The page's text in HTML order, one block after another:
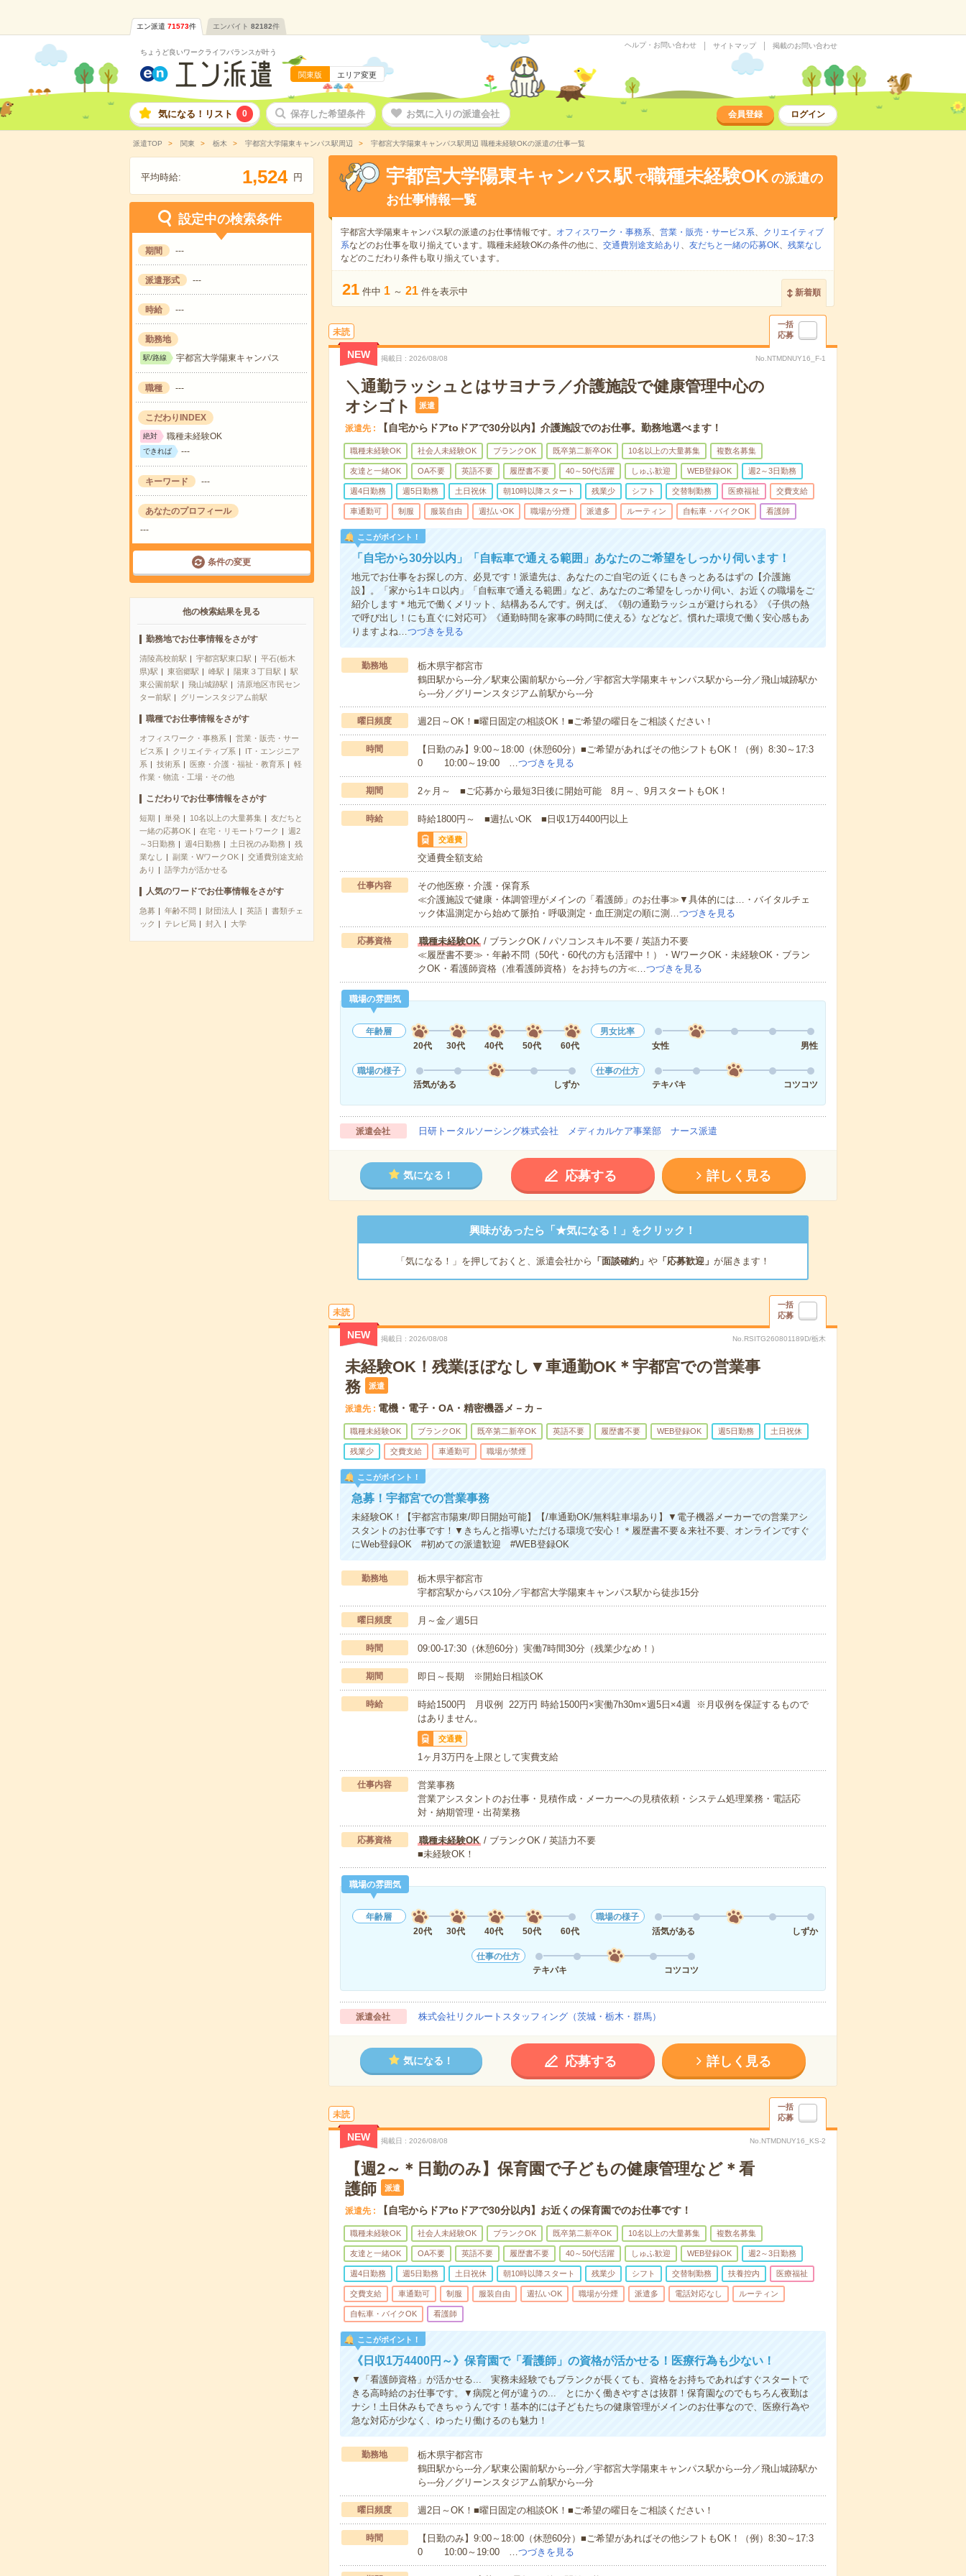
エン派遣 71573件 エンバイト 82182件
ちょうど良いワークライフバランスが叶う
関東版 エリア変更
ヘルプ・お問い合わせ サイトマップ 掲載のお問い合わせ
気になる！リスト 0 保存した希望条件 お気に入りの派遣会社 会員登録 ログイン
派遣TOP 関東 栃木 宇都宮大学陽東キャンパス駅周辺 宇都宮大学陽東キャンパス駅周辺 職種未経験OKの派遣の仕事一覧
平均時給: 1,524 円
設定中の検索条件
期間 ---
派遣形式 ---
時給 ---
勤務地
駅/路線 宇都宮大学陽東キャンパス
職種 ---
こだわりINDEX
絶対 職種未経験OK
できれば ---
キーワード ---
あなたのプロフィール
---
条件の変更
他の検索結果を見る
勤務地でお仕事情報をさがす
清陵高校前駅 宇都宮駅東口駅
平石(栃木
県)駅
東宿郷駅 峰駅 陽東３丁目駅
駅
東公園前駅
飛山城跡駅
清原地区市民セン
ター前駅
グリーンスタジアム前駅
職種でお仕事情報をさがす
オフィスワーク・事務系
営業・販売・サー
ビス系
クリエイティブ系
IT・エンジニア
系
技術系 医療・介護・福祉・教育系
軽
作業・物流・工場・その他
こだわりでお仕事情報をさがす
短期 単発 10名以上の大量募集
友だちと
一緒の応募OK
在宅・リモートワーク
週2
～3日勤務
週4日勤務 土日祝のみ勤務
残
業なし
副業・WワークOK
交通費別途支給
あり
語学力が活かせる
人気のワードでお仕事情報をさがす
急募 年齢不問 財団法人 英語
書類チェ
ック
テレビ局 封入 大学
宇都宮大学陽東キャンパス駅 で職種未経験OKの派遣の
お仕事情報一覧
宇都宮大学陽東キャンパス駅の派遣のお仕事情報です。 オフィスワーク・事務系、 営業・販売・サービス系、
クリエイティブ
系などのお仕事を取り揃えています。職種未経験OKの条件の他に、 交通費別途支給あり 、 友だちと一緒の応募OK、 残業なし
などのこだわり条件も取り揃えています。
21 件中 1 ～ 21 件を表示中 新着順
未読
一括
応募
NEW 掲載日 2026/08/08 No.NTMDNUY16_F-1
＼通勤ラッシュとはサヨナラ／介護施設で健康管理中心の
オシゴト
派遣
派遣先 【自宅からドアtoドアで30分以内】介護施設でのお仕事。勤務地選べます！
職種未経験OK 社会人未経験OK ブランクOK 既卒第二新卒OK 10名以上の大量募集 複数名募集
友達と一緒OK OA不要 英語不要 履歴書不要 40～50代活躍 しゅふ歓迎 WEB登録OK 週2～3日勤務
週4日勤務 週5日勤務 土日祝休 朝10時以降スタート 残業少 シフト 交替制勤務 医療福祉 交費支給
車通勤可 制服 服装自由 週払いOK 職場が分煙 派遣多 ルーティン 自転車・バイクOK 看護師
ここがポイント！
「自宅から30分以内」「自転車で通える範囲」あなたのご希望をしっかり伺います！
地元でお仕事をお探しの方、必見です！派遣先は、あなたのご自宅の近くにもきっとあるはずの【介護施
設】。「家から1キロ以内」「自転車で通える範囲」など、あなたのご希望をしっかり伺い、お近くの職場をご
紹介します＊地元で働くメリット、結構あるんです。例えば、《朝の通勤ラッシュが避けられる》《子供の熱
で呼び出し！にも直ぐに対応可》《通勤時間を家事の時間に使える》などなど。慣れた環境で働く安心感もあ
りますよね…つづきを見る
勤務地
栃木県宇都宮市
鶴田駅から---分／駅東公園前駅から---分／宇都宮大学陽東キャンパス駅から---分／飛山城跡駅か
ら---分／グリーンスタジアム前駅から---分
曜日頻度 週2日～OK！■曜日固定の相談OK！■ご希望の曜日をご相談ください！
時間
【日勤のみ】9:00～18:00（休憩60分）■ご希望があればその他シフトもOK！（例）8:30～17:3
0 10:00～19:00 …つづきを見る
期間 2ヶ月～ ■ご応募から最短3日後に開始可能 8月～、9月スタートもOK！
時給 時給1800円～ ■週払いOK ■日収1万4400円以上
交通費
交通費全額支給
仕事内容
その他医療・介護・保育系
≪介護施設で健康・体調管理がメインの「看護師」のお仕事≫▼具体的には…・バイタルチェ
ック体温測定から始めて脈拍・呼吸測定・血圧測定の順に測…つづきを見る
応募資格 職種未経験OK/ ブランクOK / パソコンスキル不要 / 英語力不要
≪履歴書不要≫・年齢不問（50代・60代の方も活躍中！）・WワークOK・未経験OK・ブラン
クOK・看護師資格（准看護師資格）をお持ちの方≪…つづきを見る
職場の雰囲気
年齢層
20代
30代 40代 50代 60代
男女比率
女性
男性
職場の様子
活気がある
しずか
仕事の仕方
テキパキ
コツコツ
派遣会社 日研トータルソーシング株式会社 メディカルケア事業部 ナース派遣
気になる！ 応募する 詳しく見る
興味があったら「★気になる！」をクリック！
「気になる！」を押しておくと、派遣会社から 「面談確約」 や「応募歓迎」 が届きます！
未読
一括
応募
NEW 掲載日 2026/08/08 No.RSITG260801189D/栃木
未経験OK！残業ほぼなし▼車通勤OK＊宇都宮での営業事
務
派遣
派遣先 電機・電子・OA・精密機器メ－カ－
職種未経験OK ブランクOK 既卒第二新卒OK 英語不要 履歴書不要 WEB登録OK 週5日勤務 土日祝休
残業少 交費支給 車通勤可 職場が禁煙
ここがポイント！
急募！宇都宮での営業事務
未経験OK！【宇都宮市陽東/即日開始可能】【/車通勤OK/無料駐車場あり】▼電子機器メーカーでの営業アシ
スタントのお仕事です！▼きちんと指導いただける環境で安心！＊履歴書不要＆来社不要、オンラインですぐ
にWeb登録OK #初めての派遣歓迎 #WEB登録OK
勤務地
栃木県宇都宮市
宇都宮駅からバス10分／宇都宮大学陽東キャンパス駅から徒歩15分
曜日頻度 月～金／週5日
時間 09:00-17:30（休憩60分）実働7時間30分（残業少なめ！）
期間 即日～長期 ※開始日相談OK
時給
時給1500円 月収例 22万円 時給1500円×実働7h30m×週5日×4週 ※月収例を保証するもので
はありません。
交通費
1ヶ月3万円を上限として実費支給
仕事内容
営業事務
営業アシスタントのお仕事・見積作成・メーカーへの見積依頼・システム処理業務・電話応
対・納期管理・出荷業務
応募資格 職種未経験OK/ ブランクOK / 英語力不要
■未経験OK！
職場の雰囲気
年齢層
20代
30代 40代 50代 60代
職場の様子
活気がある
しずか
仕事の仕方
テキパキ
コツコツ
派遣会社 株式会社リクルートスタッフィング（茨城・栃木・群馬）
気になる！ 応募する 詳しく見る
未読
一括
応募
NEW 掲載日 2026/08/08 No.NTMDNUY16_KS-2
【週2～＊日勤のみ】保育園で子どもの健康管理など＊看
護師
派遣
派遣先 【自宅からドアtoドアで30分以内】お近くの保育園でのお仕事です！
職種未経験OK 社会人未経験OK ブランクOK 既卒第二新卒OK 10名以上の大量募集 複数名募集
友達と一緒OK OA不要 英語不要 履歴書不要 40～50代活躍 しゅふ歓迎 WEB登録OK 週2～3日勤務
週4日勤務 週5日勤務 土日祝休 朝10時以降スタート 残業少 シフト 交替制勤務 扶養控内 医療福祉
交費支給 車通勤可 制服 服装自由 週払いOK 職場が分煙 派遣多 電話対応なし ルーティン
自転車・バイクOK 看護師
ここがポイント！
《日収1万4400円～》保育園で「看護師」の資格が活かせる！医療行為も少ない！
▼「看護師資格」が活かせる... 実務未経験でもブランクが長くても、資格をお持ちであればすぐスタートで
きる高時給のお仕事です。▼病院と何が違うの... とにかく働きやすさは抜群！保育園なのでもちろん夜勤は
ナシ！土日休みもできちゃうんです！基本的には子どもたちの健康管理がメインのお仕事なので、医療行為や
急な対応が少なく、ゆったり働けるのも魅力！
勤務地
栃木県宇都宮市
鶴田駅から---分／駅東公園前駅から---分／宇都宮大学陽東キャンパス駅から---分／飛山城跡駅か
ら---分／グリーンスタジアム前駅から---分
曜日頻度 週2日～OK！■曜日固定の相談OK！■ご希望の曜日をご相談ください！
時間
【日勤のみ】9:00～18:00（休憩60分）■ご希望があればその他シフトもOK！（例）8:30～17:3
0 10:00～19:00 …つづきを見る